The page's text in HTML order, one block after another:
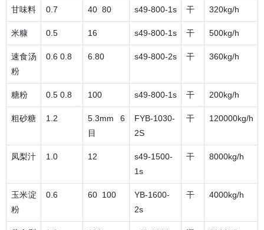
甘味料 0.7 40 80 s49-800-1s 干 320kg/h
米糠 0.5 16 s49-800-1s 干 500kg/h
速食汤
粉
0.6 0.8 6.80 s49-800-2s 干 360kg/h
糖粉 0.5 0.8 100 s49-800-1s 干 200kg/h
粗砂糖 1.2
5.3mm 6
目
FYB-1030-
2S
干 120000kg/h
凤梨汁 1.0 12
s49-1500-
1s
干 8000kg/h
玉米淀
粉
0.6 60 100
YB-1600-
2s
干 4000kg/h